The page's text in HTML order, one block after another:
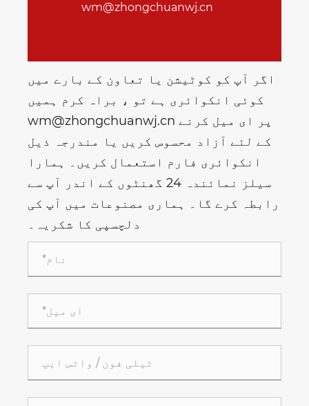
wm@zhongchuanwj.cn
اگر آپ کو کوٹیشن یا تعاون کے بارے میں
کوئی انکوائری ہے تو ، براہ کرم ہمیں
wm@zhongchuanwj.cn پر ای میل کرنے
کے لئے آزاد محسوس کریں یا مندرجہ ذیل
انکوائری فارم استعمال کریں۔ ہمارا
سیلز نمائندہ 24 گھنٹوں کے اندر آپ سے
رابطہ کرے گا۔ ہماری مصنوعات میں آپ کی
دلچسپی کا شکریہ۔